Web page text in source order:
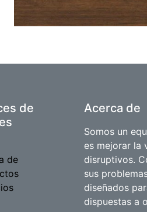
de
de
Acerca de
Somos un
es mejorar la
disruptivos.
sus
diseñados
dispuestas a